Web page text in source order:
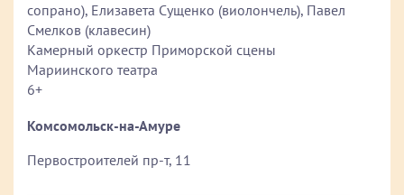
сопрано), Елизавета Сущенко (виолончель), Павел
Смелков (клавесин)
Камерный оркестр Приморской сцены
Мариинского театра
6+
Комсомольск-на-Амуре
Первостроителей пр-т, 11